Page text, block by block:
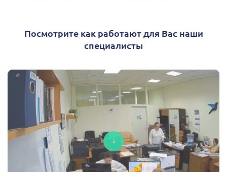
Посмотрите как работают для Вас наши
специалисты